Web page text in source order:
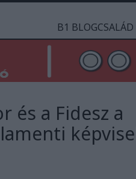
B1 BLOGCSALÁD
és a Fidesz a